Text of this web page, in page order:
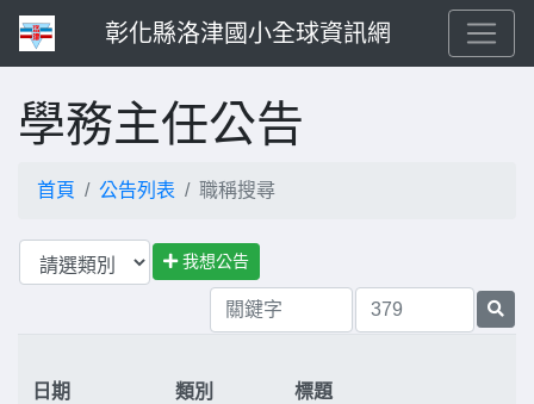
彰化縣洛津國小全球資訊網
學務主任公告
首頁 公告列表 職稱搜尋
我想公告
日期 類別 標題